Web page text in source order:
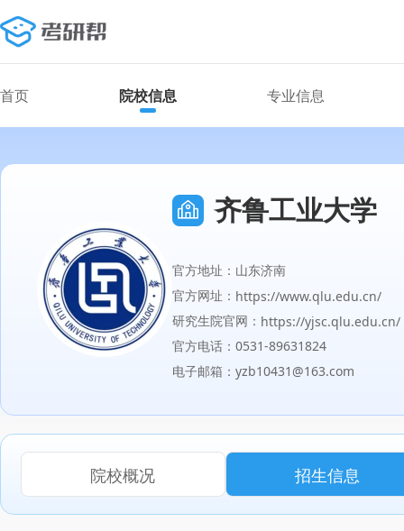
首页 院校信息 专业信息
齐鲁工业大学
官方地址：山东济南
官方网址： https://www.qlu.edu.cn/
研究生院官网： https://yjsc.qlu.edu.cn/
官方电话：0531-89631824
电子邮箱：yzb10431@163.com
院校概况 招生信息